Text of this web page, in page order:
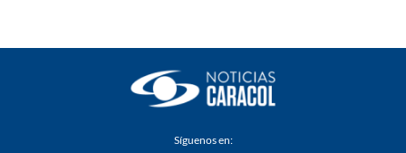
Síguenos en: